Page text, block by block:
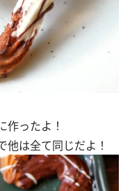
作ったよ！
は全て同じだよ！